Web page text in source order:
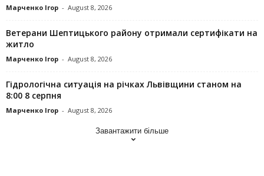
Марченко Ігор - August 8, 2026
Ветерани Шептицького району отримали сертифікати на
житло
Марченко Ігор - August 8, 2026
Гідрологічна ситуація на річках Львівщини станом на
8:00 8 серпня
Марченко Ігор - August 8, 2026
Завантажити більше